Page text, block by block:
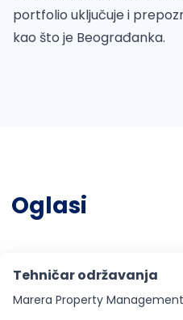
portfolio uključuje i
kao što je Beograđanka.
Oglasi
Tehničar održavanja